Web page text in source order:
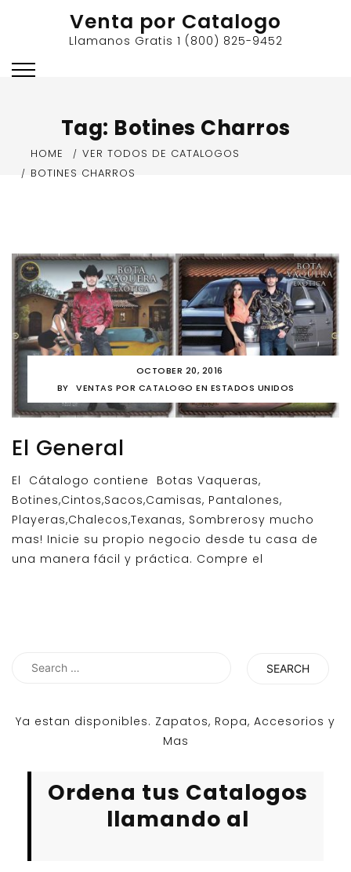
Venta por Catalogo
Llamanos Gratis 1 (800) 825-9452
Tag: Botines Charros
HOME
VER TODOS DE CATALOGOS
BOTINES CHARROS
OCTOBER 20, 2016
BY
VENTAS POR CATALOGO EN ESTADOS UNIDOS
El General
El Cátalogo contiene Botas Vaqueras,
Botines,Cintos,Sacos,Camisas, Pantalones,
Playeras,Chalecos,Texanas, Sombrerosy mucho
mas! Inicie su propio negocio desde tu casa de
una manera fácil y práctica. Compre el
Search
Ya estan disponibles. Zapatos, Ropa, Accesorios y
Mas
Ordena tus Catalogos
llamando al